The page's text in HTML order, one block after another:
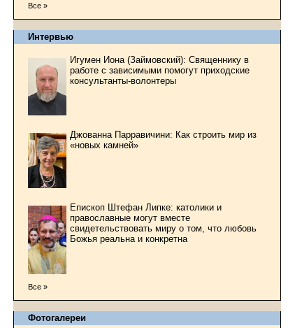
Все »
Интервью
Игумен Иона (Займовский): Священнику в
работе с зависимыми помогут приходские
консультанты-волонтеры
Джованна Парравичини: Как строить мир из
«новых камней»
Епископ Штефан Липке: католики и
православные могут вместе
свидетельствовать миру о том, что любовь
Божья реальна и конкретна
Все »
Фотогалереи